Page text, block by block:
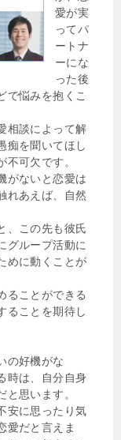
愛が実
ってパ
ートナ
ーにな
った後
で悩みを抱くこ
相談によって解
痴を聞いてほし
可欠です。
がないと恋愛は
れあえば、自然
、この先も彼氏
グループ活動に
めに動くことが
ることができる
ることを期待し
の好機がな
時は、自分自身
思います。
安に思ったり気
愛だと言えま